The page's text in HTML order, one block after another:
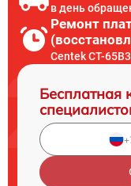
в день
Ремонт
Centek CT-
Бесплатная